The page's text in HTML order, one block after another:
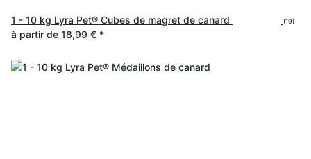
1 - 10 kg Lyra Pet® Cubes de magret de canard (19)
à partir de 18,99 € *